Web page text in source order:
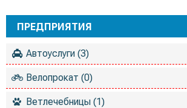
ПРЕДПРИЯТИЯ
Автоуслуги (3)
Велопрокат (0)
Ветлечебницы (1)